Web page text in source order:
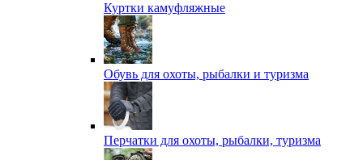
Куртки камуфляжные
Обувь для охоты, рыбалки и туризма
Перчатки для охоты, рыбалки, туризма